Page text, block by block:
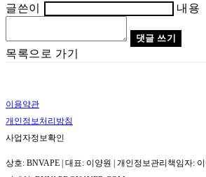
글쓴이
내용
댓글 쓰기
목록으로 가기
이용약관
개인정보처리방침
사업자정보확인
상호: BNVAPE | 대표: 이양원 | 개인정보관리책임자: 이